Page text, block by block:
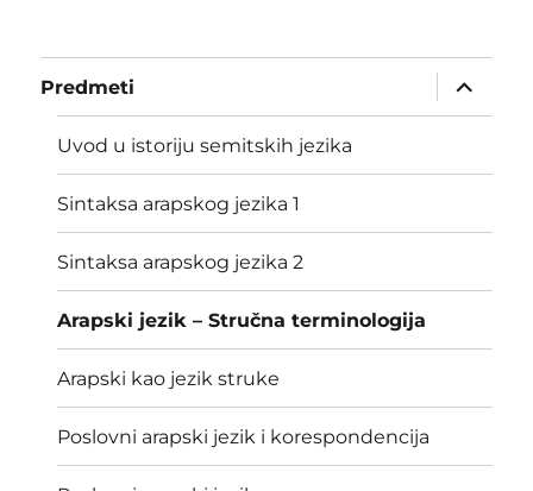
Predmeti
expand
child
menu
Uvod u istoriju semitskih jezika
Sintaksa arapskog jezika 1
Sintaksa arapskog jezika 2
Arapski jezik – Stručna terminologija
Arapski kao jezik struke
Poslovni arapski jezik i korespondencija